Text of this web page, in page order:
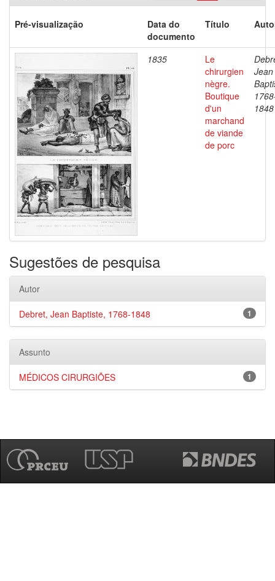
Pré-visualização
Data do
documento
Título
1835
Le
chirurgien
nègre.
Boutique
d'un
marchand
de viande
de porc
Jean
1848
Sugestões de pesquisa
Autor
1
Debret, Jean Baptiste, 1768-1848
Assunto
1
MÉDICOS CIRURGIÕES